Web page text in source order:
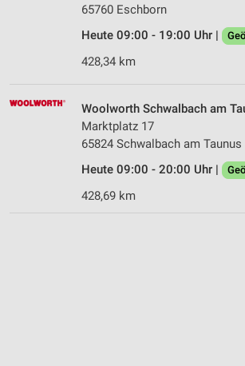
65760 Eschborn
Heute 09:00 - 19:00 Uhr |
428,34 km
Woolworth Schwalbach am
Marktplatz 17
65824 Schwalbach am Taunus
Heute 09:00 - 20:00 Uhr |
428,69 km